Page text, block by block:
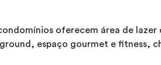
oferecem área de lazer
espaço gourmet e fitness,